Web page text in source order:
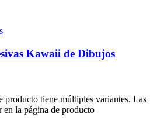
Kawaii de Dibujos
producto tiene múltiples variantes. Las
en la página de producto